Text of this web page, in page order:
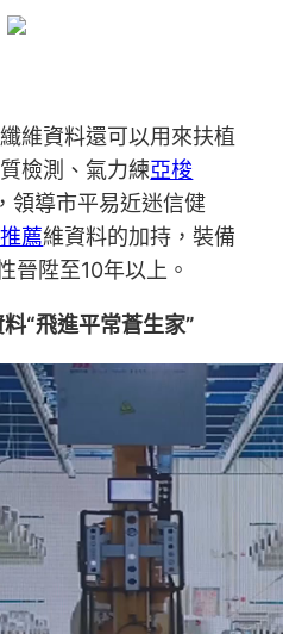
維資料還可以用來扶植
檢測、氣力練亞梭
領導市平易近迷信健
薦維資料的加持，裝備
晉陞至10年以上。
“飛進平常蒼生家”